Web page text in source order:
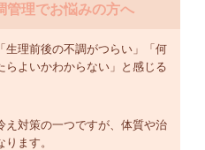
管理でお悩みの方へ
生理前後の不調がつらい」「何
らよいかわからない」と感じる
え対策の一つですが、体質や治
ます。